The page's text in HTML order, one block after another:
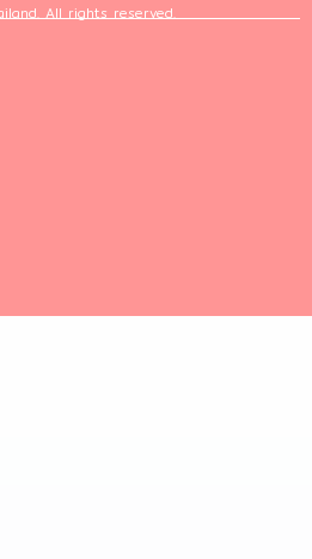
All rights reserved.